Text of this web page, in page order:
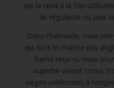
qui la rend à la fois
de régularité ou plus
Dans l’habitacle, nous
qui font le charme des
Parmi ceux-ci, nous
superbe volant Lotus
sièges conformes à